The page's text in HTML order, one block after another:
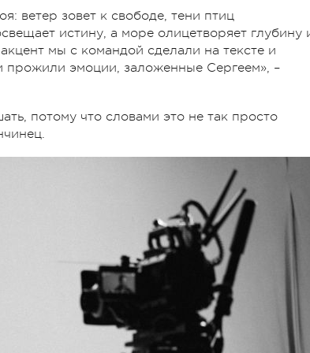
ветер зовет к свободе, тени птиц
истину, а море олицетворяет глубину
мы с командой сделали на тексте и
прожили эмоции, заложенные Сергеем», –
потому что словами это не так просто